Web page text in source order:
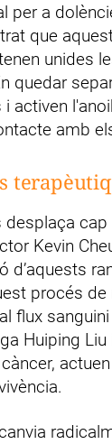
per a
que
unides
quedar
i activen
amb
desplaça
Kevin
d’aquests
procés
flux
Huiping